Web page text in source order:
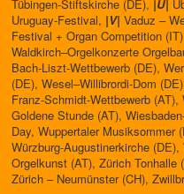
Tübingen-Stiftskirche (DE), |U|
Uruguay-Festival, |V| Vaduz –
Festival + Organ Competition
Waldkirch–Orgelkonzerte
Bach-Liszt-Wettbewerb (DE),
(DE), Wesel–Willibrordi-Dom
Franz-Schmidt-Wettbewerb
Goldene Stunde (AT),
Day, Wuppertaler Musiksommer
Würzburg-Augustinerkirche (DE),
Orgelkunst (AT), Zürich Tonhalle
Zürich – Neumünster (CH),